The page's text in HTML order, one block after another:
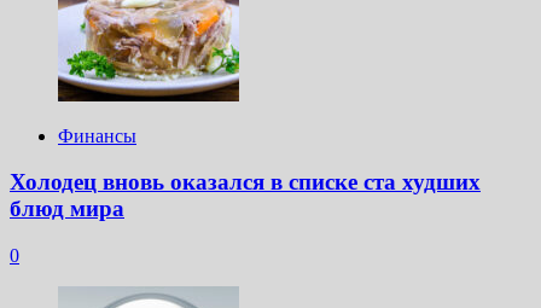
Финансы
Холодец вновь оказался в списке ста худших
блюд мира
0